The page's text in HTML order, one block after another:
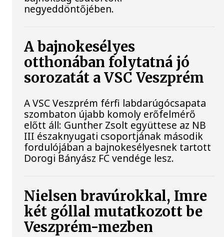
negyeddöntőjében.
A bajnokesélyes
otthonában folytatná jó
sorozatát a VSC Veszprém
A VSC Veszprém férfi labdarúgócsapata
szombaton újabb komoly erőfelmérő
előtt áll: Gunther Zsolt együttese az NB
III északnyugati csoportjának második
fordulójában a bajnokesélyesnek tartott
Dorogi Bányász FC vendége lesz.
Nielsen bravúrokkal, Imre
két góllal mutatkozott be
Veszprém-mezben